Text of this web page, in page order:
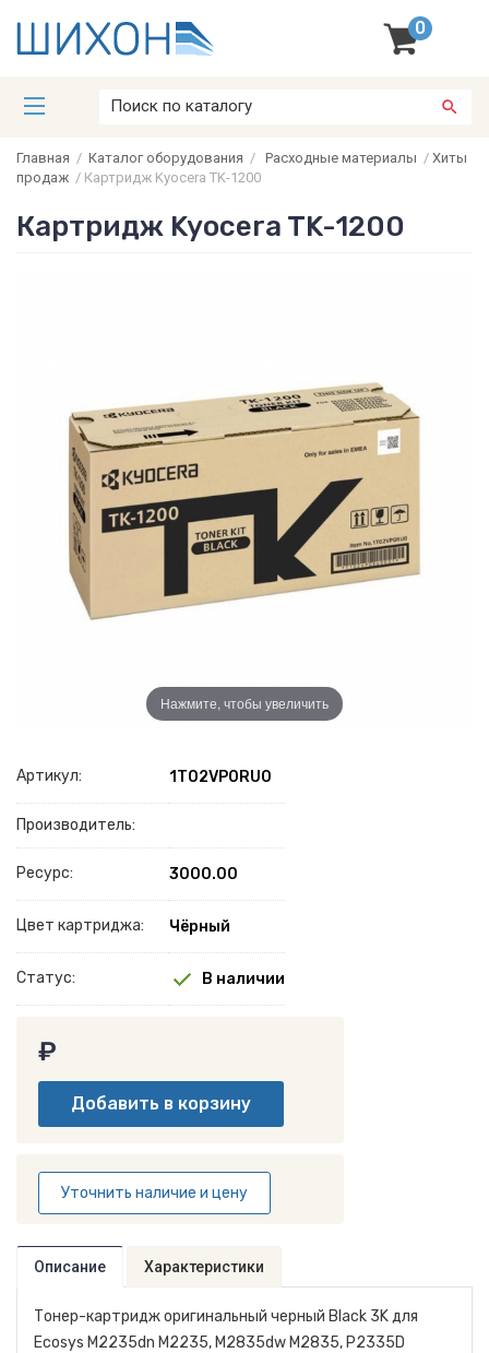
0
Главная / Каталог оборудования / Расходные материалы / Хиты
продаж / Картридж Kyocera TK-1200
Картридж Kyocera TK-1200
Нажмите, чтобы увеличить
Артикул: 1T02VP0RU0
Производитель:
Ресурс: 3000.00
Цвет картриджа: Чёрный
Статус: В наличии
₽
Уточнить наличие и цену
Описание Характеристики
Тонер-картридж оригинальный черный Black 3K для
Ecosys M2235dn M2235, M2835dw M2835, P2335D